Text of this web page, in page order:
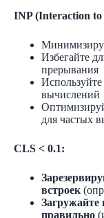
INP (Interaction
Избегайте
прерывания
вычислений
для частых
CLS < 0.1:
встроек
правильно